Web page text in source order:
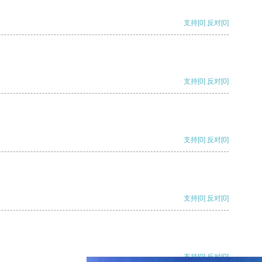
支持[0] 反对[0]
支持[0] 反对[0]
支持[0] 反对[0]
支持[0] 反对[0]
支持[0] 反对[0]